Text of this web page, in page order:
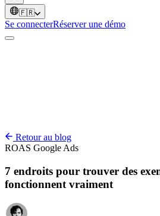
🇫🇷
Se connecterRéserver une démo
Retour au blog
ROAS Google Ads
7 endroits pour trouver des
fonctionnent vraiment